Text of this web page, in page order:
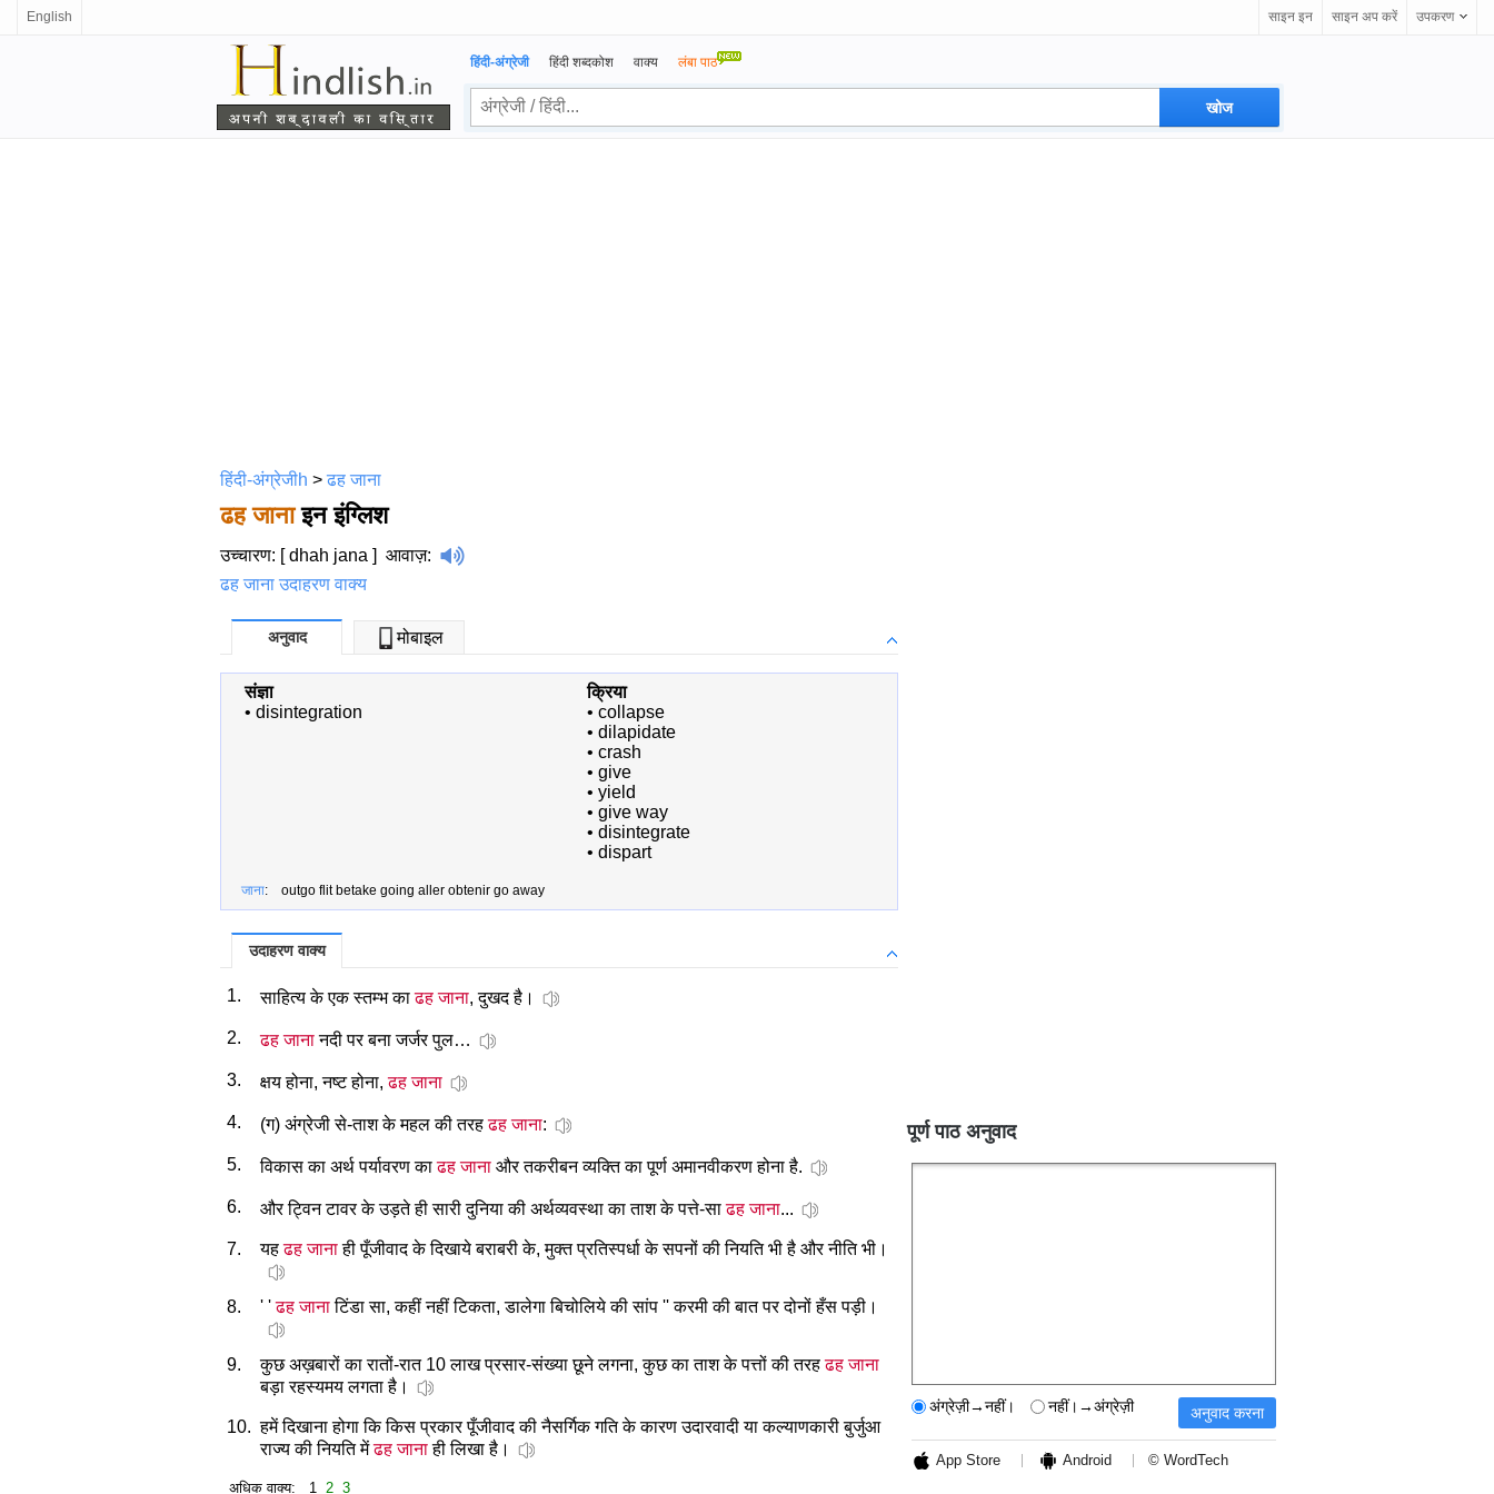
English साइन इन साइन अप करें उपकरण
हिंदी-अंग्रेजी हिंदी शब्दकोश वाक्य लंबा पाठ
हिंदी-अंग्रेजीh >ढह जाना
ढह जानाइन इंग्लिश
उच्चारण: [ dhah jana ] आवाज़:
ढह जाना उदाहरण वाक्य
अनुवाद मोबाइल
संज्ञा
• disintegration
क्रिया
• collapse
• dilapidate
• crash
• give
• yield
• give way
• disintegrate
• dispart
जाना: outgo flit betake going aller obtenir go away
उदाहरण वाक्य
1. साहित्य के एक स्तम्भ काढह जाना, दुखद है।
2. ढह जानानदी पर बना जर्जर पुल…
3. क्षय होना, नष्ट होना,ढह जाना
4. (ग) अंग्रेजी से-ताश के महल की तरहढह जाना:
5. विकास का अर्थ पर्यावरण काढह जाना और तकरीबन व्यक्ति का पूर्ण अमानवीकरण होना है.
6. और ट्विन टावर के उड़ते ही सारी दुनिया की अर्थव्यवस्था का ताश के पत्ते-साढह जाना...
7. यहढह जानाही पूँजीवाद के दिखाये बराबरी के, मुक्त प्रतिस्पर्धा के सपनों की नियति भी है और नीति भी।
8. ' 'ढह जानाटिंडा सा, कहीं नहीं टिकता, डालेगा बिचोलिये की सांप '' करमी की बात पर दोनों हँस पड़ी।
9. कुछ अख़बारों का रातों-रात 10 लाख प्रसार-संख्या छूने लगना, कुछ का ताश के पत्तों की तरहढह जाना
बड़ा रहस्यमय लगता है।
10. हमें दिखाना होगा कि किस प्रकार पूँजीवाद की नैसर्गिक गति के कारण उदारवादी या कल्याणकारी बुर्जुआ
राज्य की नियति मेंढह जानाही लिखा है।
अधिक वाक्य: 1 2 3
पूर्ण पाठ अनुवाद
अंग्रेज़ी→नहीं। नहीं।→अंग्रेज़ी
App Store Android © WordTech